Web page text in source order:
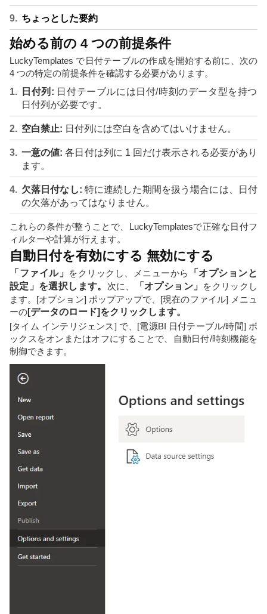
ちょっとした要約
始める前の 4 つの前提条件
LuckyTemplates で日付テーブルの作成を開始する前に、次の
4 つの特定の前提条件を確認する必要があります。
日付列: 日付テーブルには日付/時刻のデータ型を持つ
日付列が必要です。
空白禁止: 日付列には空白を含めてはいけません。
一意の値: 各日付は列に 1 回だけ表示される必要があり
ます。
欠落日付なし: 特に連続した期間を扱う場合には、日付
の欠落があってはなりません。
これらの条件が整うことで、LuckyTemplatesで正確な日付フ
ィルターや計算が行えます。
自動日付を有効にする 無効にする
「ファイル」 をクリックし、メニューから
「オプションと
設定」を選択します。 次に、 「オプション」
をクリックし
ます。[オプション] ポップアップで、[現在のファイル] メニュ
ーの[データのロード]をクリックします。
[タイム インテリジェンス] で、[電源BI 日付テーブル/時間] ボ
ックスをオンまたはオフにすることで、自動日付/時刻機能を
制御できます。